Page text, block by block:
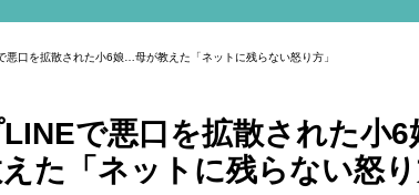
悪口を拡散された小6娘…母が教えた「ネットに残らない怒り方」
で悪口を拡散された小
た「ネットに残らない怒り